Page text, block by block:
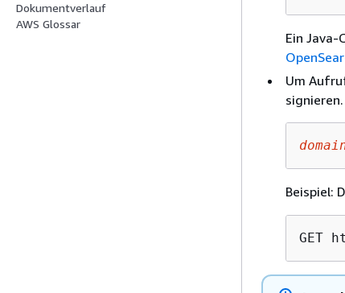
Dokumentverlauf
AWS Glossar
Ein Java-
Um
Beispiel:
GET